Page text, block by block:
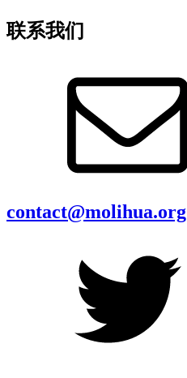
联系我们
contact@molihua.org